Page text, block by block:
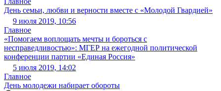
День семьи, любви и верности вместе с «Молодой Гвардией»
9 июля 2019, 10:56
Главное
«Помогаем воплощать мечты и бороться с
несправедливостью»: МГЕР на ежегодной политической
конференции партии «Единая Россия»
5 июля 2019, 14:02
Главное
День молодежи набирает обороты